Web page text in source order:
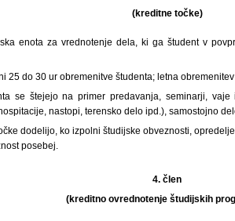
(kreditne točke)
enota za vrednotenje dela, ki ga študent v
25 do 30 ur obremenitve študenta; letna
se štejejo na primer predavanja, seminarji,
nastopi, terensko delo ipd.), samostojno
dodelijo, ko izpolni študijske obveznosti,
posebej.
4. člen
(kreditno ovrednotenje študijskih